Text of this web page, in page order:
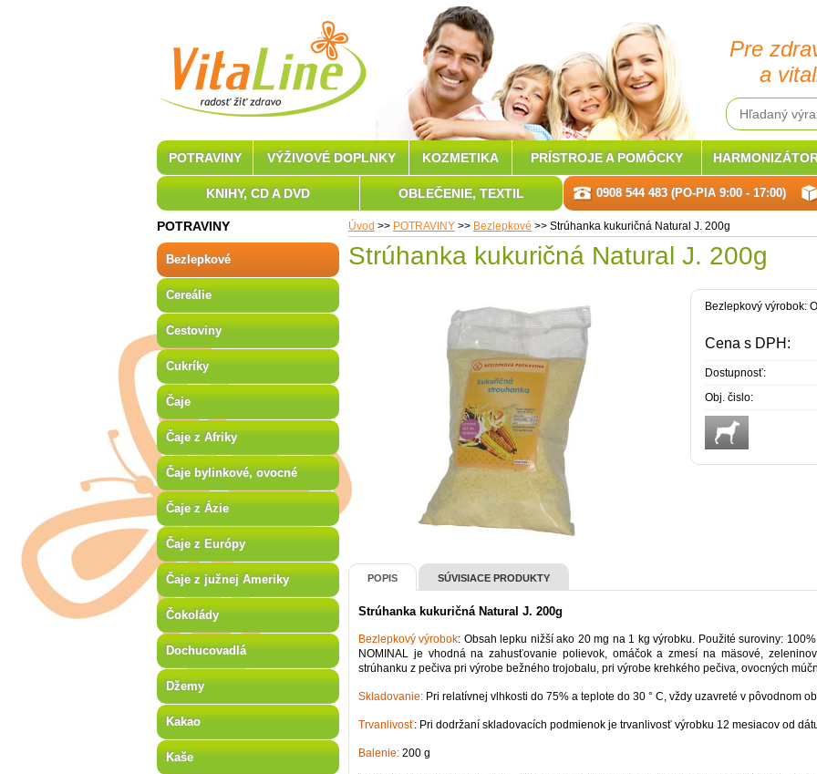
Pre
a
Úvod >> POTRAVINY >> Bezlepkové >> Strúhanka kukuričná Natural J. 200g
Strúhanka kukuričná Natural J. 200g
Bezlepkový výrobok:
Cena s DPH:
Dostupnosť:
Obj. čislo:
POPIS SÚVISIACE PRODUKTY
Strúhanka kukuričná Natural J. 200g
Bezlepkový výrobok: Obsah lepku nižší ako 20 mg na 1 kg výrobku. Použité suroviny:
NOMINAL je vhodná na zahusťovanie polievok, omáčok a zmesí na mäsové,
strúhanku z pečiva pri výrobe bežného trojobalu, pri výrobe krehkého pečiva, ovocných
Skladovanie: Pri relatívnej vlhkosti do 75% a teplote do 30 ° C, vždy uzavreté v pôvodnom
Trvanlivosť: Pri dodržaní skladovacích podmienok je trvanlivosť výrobku 12 mesiacov od
Balenie: 200 g
POTRAVINY
Bezlepkové
Cereálie
Cestoviny
Cukríky
Čaje
Čaje z Afriky
Čaje bylinkové, ovocné
Čaje z Ázie
Čaje z Európy
Čaje z južnej Ameriky
Čokolády
Dochucovadlá
Džemy
Kakao
Kaše
POTRAVINY VÝŽIVOVÉ DOPLNKY KOZMETIKA PRÍSTROJE A POMÔCKY
KNIHY, CD A DVD OBLEČENIE, TEXTIL 0908 544 483 (PO-PIA 9:00 - 17:00)